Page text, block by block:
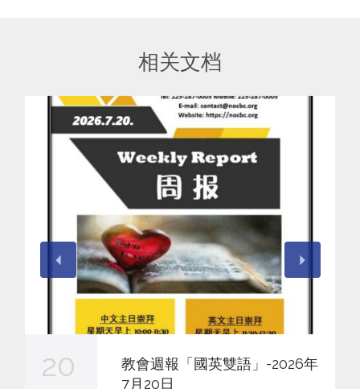
相关文档
20
教會週報「國英雙語」-2026年
7月20日